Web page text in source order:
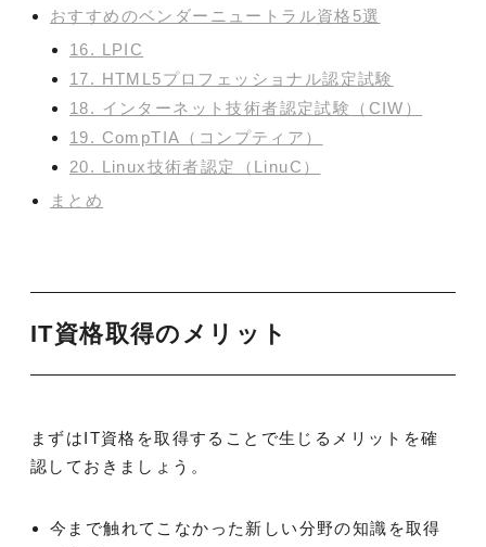
おすすめのベンダーニュートラル資格5選
16. LPIC
17. HTML5プロフェッショナル認定試験
18. インターネット技術者認定試験（CIW）
19. CompTIA（コンプティア）
20. Linux技術者認定（LinuC）
まとめ
IT資格取得のメリット
まずはIT資格を取得することで生じるメリットを確
認しておきましょう。
今まで触れてこなかった新しい分野の知識を取得